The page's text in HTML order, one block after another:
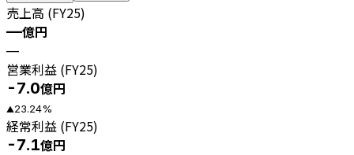
売上高 (FY25)
—億円
—
営業利益 (FY25)
-7.0億円
▲23.24%
経常利益 (FY25)
-7.1億円